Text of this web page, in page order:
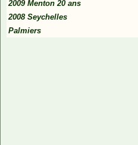
2009 Menton 20 ans
2008 Seychelles
Palmiers